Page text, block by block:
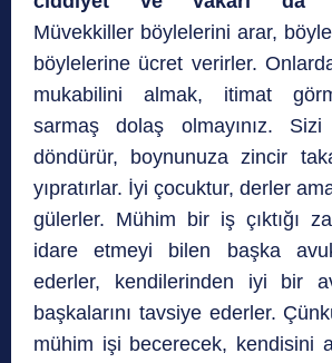
Müvekkiller böylelerini arar,
böylelerine ücret verirler.
mukabilini almak, itimat
sarmaş dolaş olmayınız.
döndürür, boynunuza zincir
yıpratırlar. İyi çocuktur, derler
gülerler. Mühim bir iş çıktığı
idare etmeyi bilen başka
ederler, kendilerinden iyi bir
başkalarını tavsiye ederler.
mühim işi becerecek, kendisini